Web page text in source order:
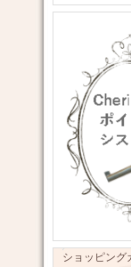
ショッピング